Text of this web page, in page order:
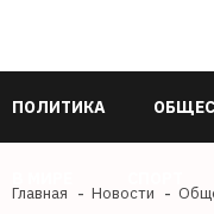
ПОЛИТИКА
Главная Новости